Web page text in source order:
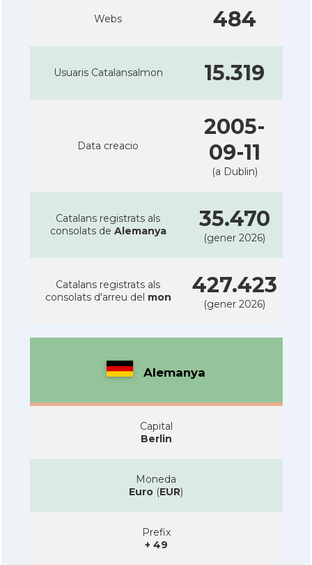
Webs 484
Usuaris Catalansalmon 15.319
Data creacio
2005-
09-11
(a Dublin)
Catalans registrats als
consolats de Alemanya 35.470
(gener 2026)
Catalans registrats als
consolats d'arreu del mon 427.423
(gener 2026)
Alemanya
Capital
Berlin
Moneda
Euro (EUR)
Prefix
+ 49